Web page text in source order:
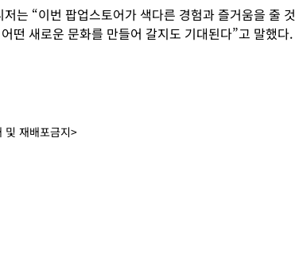
는 “이번 팝업스토어가 색다른 경험과 즐거움을 줄 것
떤 새로운 문화를 만들어 갈지도 기대된다”고 말했다.
및 재배포금지>